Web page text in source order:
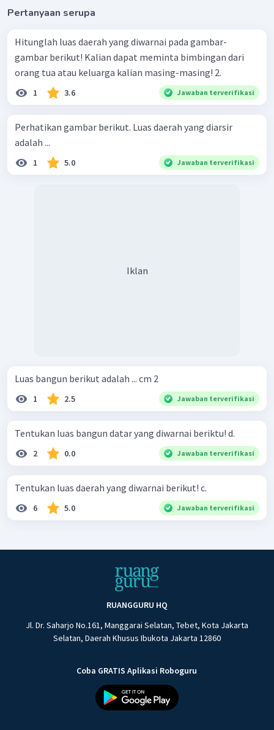
Pertanyaan serupa
Hitunglah luas daerah yang diwarnai pada gambar-
gambar berikut! Kalian dapat meminta bimbingan dari
orang tua atau keluarga kalian masing-masing! 2.
1 3.6 Jawaban terverifikasi
Perhatikan gambar berikut. Luas daerah yang diarsir
adalah ...
1 5.0 Jawaban terverifikasi
Iklan
Luas bangun berikut adalah ... cm 2
1 2.5 Jawaban terverifikasi
Tentukan luas bangun datar yang diwarnai beriktu! d.
2 0.0 Jawaban terverifikasi
Tentukan luas daerah yang diwarnai berikut! c.
6 5.0 Jawaban terverifikasi
RUANGGURU HQ
Jl. Dr. Saharjo No.161, Manggarai Selatan, Tebet, Kota Jakarta
Selatan, Daerah Khusus Ibukota Jakarta 12860
Coba GRATIS Aplikasi Roboguru